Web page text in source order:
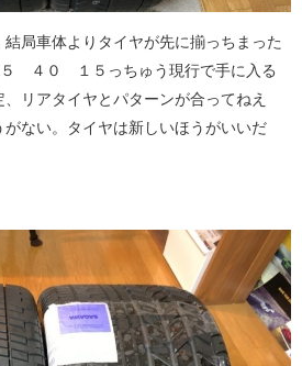
局車体よりタイヤが先に揃っちまった
５ ４０ １５っちゅう現行で手に入る
リアタイヤとパターンが合ってねえ
がない。タイヤは新しいほうがいいだ